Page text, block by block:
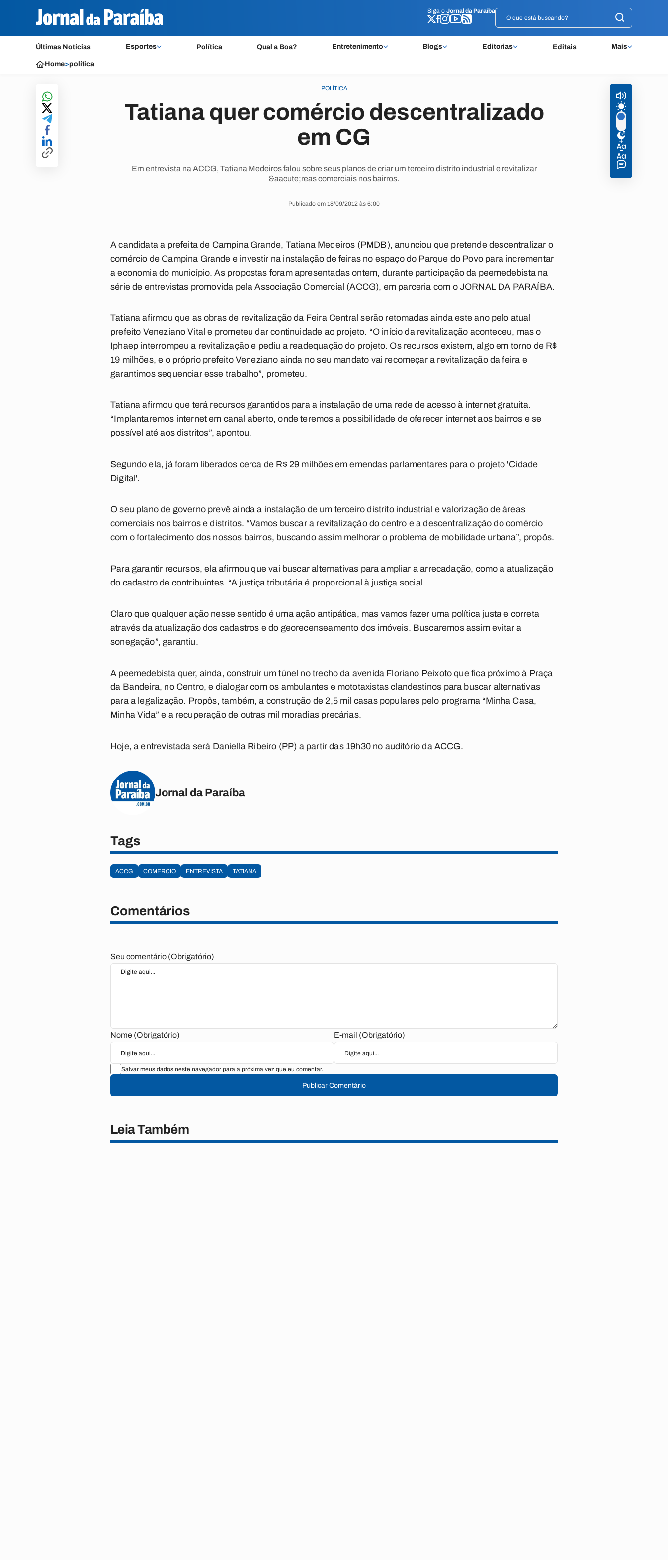
Siga o Jornal da Paraíba
Últimas Notícias Esportes Política Qual a Boa? Entretenimento Blogs Editorias Editais Mais
Siga o Jornal da Paraíba
Home>política
POLÍTICA
Tatiana quer comércio descentralizado
em CG
Em entrevista na ACCG, Tatiana Medeiros falou sobre seus planos de criar um terceiro distrito industrial e revitalizar
&aacute;reas comerciais nos bairros.
Publicado em 18/09/2012 às 6:00
A candidata a prefeita de Campina Grande, Tatiana Medeiros (PMDB), anunciou que pretende descentralizar o
comércio de Campina Grande e investir na instalação de feiras no espaço do Parque do Povo para incrementar
a economia do município. As propostas foram apresentadas ontem, durante participação da peemedebista na
série de entrevistas promovida pela Associação Comercial (ACCG), em parceria com o JORNAL DA PARAÍBA.
Tatiana afirmou que as obras de revitalização da Feira Central serão retomadas ainda este ano pelo atual
prefeito Veneziano Vital e prometeu dar continuidade ao projeto. “O início da revitalização aconteceu, mas o
Iphaep interrompeu a revitalização e pediu a readequação do projeto. Os recursos existem, algo em torno de R$
19 milhões, e o próprio prefeito Veneziano ainda no seu mandato vai recomeçar a revitalização da feira e
garantimos sequenciar esse trabalho”, prometeu.
Tatiana afirmou que terá recursos garantidos para a instalação de uma rede de acesso à internet gratuita.
“Implantaremos internet em canal aberto, onde teremos a possibilidade de oferecer internet aos bairros e se
possível até aos distritos”, apontou.
Segundo ela, já foram liberados cerca de R$ 29 milhões em emendas parlamentares para o projeto 'Cidade
Digital'.
O seu plano de governo prevê ainda a instalação de um terceiro distrito industrial e valorização de áreas
comerciais nos bairros e distritos. “Vamos buscar a revitalização do centro e a descentralização do comércio
com o fortalecimento dos nossos bairros, buscando assim melhorar o problema de mobilidade urbana”, propôs.
Para garantir recursos, ela afirmou que vai buscar alternativas para ampliar a arrecadação, como a atualização
do cadastro de contribuintes. “A justiça tributária é proporcional à justiça social.
Claro que qualquer ação nesse sentido é uma ação antipática, mas vamos fazer uma política justa e correta
através da atualização dos cadastros e do georecenseamento dos imóveis. Buscaremos assim evitar a
sonegação”, garantiu.
A peemedebista quer, ainda, construir um túnel no trecho da avenida Floriano Peixoto que fica próximo à Praça
da Bandeira, no Centro, e dialogar com os ambulantes e mototaxistas clandestinos para buscar alternativas
para a legalização. Propôs, também, a construção de 2,5 mil casas populares pelo programa “Minha Casa,
Minha Vida” e a recuperação de outras mil moradias precárias.
Hoje, a entrevistada será Daniella Ribeiro (PP) a partir das 19h30 no auditório da ACCG.
Jornal da Paraíba
Tags
ACCG COMERCIO ENTREVISTA TATIANA
Comentários
Seu comentário (Obrigatório)
Nome (Obrigatório) E-mail (Obrigatório)
Salvar meus dados neste navegador para a próxima vez que eu comentar.
Publicar Comentário
Leia Também